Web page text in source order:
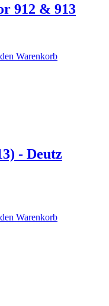
912 & 913
Warenkorb
- Deutz
Warenkorb